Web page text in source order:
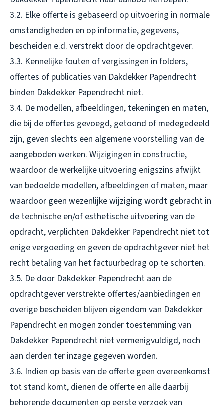
3.2. Elke offerte is gebaseerd op uitvoering in normale
omstandigheden en op informatie, gegevens,
bescheiden e.d. verstrekt door de opdrachtgever.
3.3. Kennelijke fouten of vergissingen in folders,
offertes of publicaties van Dakdekker Papendrecht
binden Dakdekker Papendrecht niet.
3.4. De modellen, afbeeldingen, tekeningen en maten,
die bij de offertes gevoegd, getoond of medegedeeld
zijn, geven slechts een algemene voorstelling van de
aangeboden werken. Wijzigingen in constructie,
waardoor de werkelijke uitvoering enigszins afwijkt
van bedoelde modellen, afbeeldingen of maten, maar
waardoor geen wezenlijke wijziging wordt gebracht in
de technische en/of esthetische uitvoering van de
opdracht, verplichten Dakdekker Papendrecht niet tot
enige vergoeding en geven de opdrachtgever niet het
recht betaling van het factuurbedrag op te schorten.
3.5. De door Dakdekker Papendrecht aan de
opdrachtgever verstrekte offertes/aanbiedingen en
overige bescheiden blijven eigendom van Dakdekker
Papendrecht en mogen zonder toestemming van
Dakdekker Papendrecht niet vermenigvuldigd, noch
aan derden ter inzage gegeven worden.
3.6. Indien op basis van de offerte geen overeenkomst
tot stand komt, dienen de offerte en alle daarbij
behorende documenten op eerste verzoek van